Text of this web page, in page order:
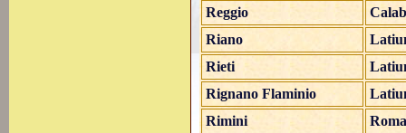
Reggio
Riano
Rieti
Rignano Flaminio
Rimini